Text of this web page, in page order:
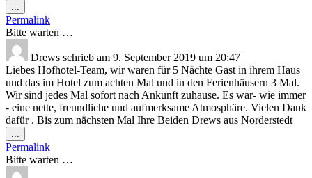
...
Metabox
ein-/ausblenden.
Permalink
Bitte warten …
Drews schrieb am 9. September 2019 um 20:47
Liebes Hofhotel-Team, wir waren für 5 Nächte Gast in ihrem Haus
und das im Hotel zum achten Mal und in den Ferienhäusern 3 Mal.
Wir sind jedes Mal sofort nach Ankunft zuhause. Es war- wie immer
- eine nette, freundliche und aufmerksame Atmosphäre. Vielen Dank
dafür . Bis zum nächsten Mal Ihre Beiden Drews aus Norderstedt
...
Metabox
ein-/ausblenden.
Permalink
Bitte warten …